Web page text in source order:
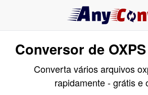
Conversor de
Converta vários arquivos
rapidamente - grátis e